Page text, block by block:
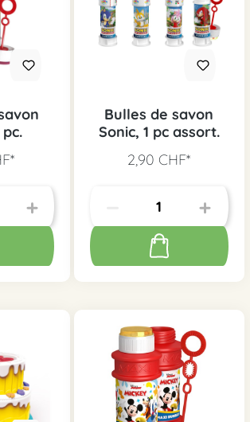
Bulles de savon
Sonic, 1 pc assort.
2,90 CHF*